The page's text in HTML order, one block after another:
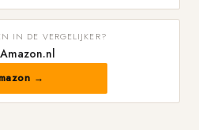
IN DE VERGELIJKER?
→